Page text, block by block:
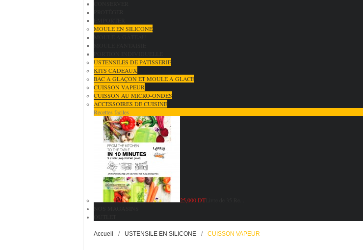
MOULE EN SILICONE
USTENSILES DE PATISSERIE
KITS CADEAUX
BAC A GLAÇON ET MOULE A GLACE
CUISSON VAPEUR
CUISSON AU MICRO-ONDES
ACCESSOIRES DE CUISINE
Recettes faciles
25,000 DT
Accueil / USTENSILE EN SILICONE / CUISSON VAPEUR